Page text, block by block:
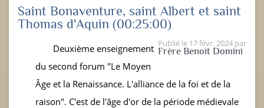
Saint Bonaventure, saint Albert et saint
Thomas d'Aquin (00:25:00)
Publié le 17 févr. 2024 par
Frère Benoit Domini
Deuxième enseignement
du second forum "Le Moyen
Âge et la Renaissance. L'alliance de la foi et de la
raison". C'est de l'âge d'or de la période médievale